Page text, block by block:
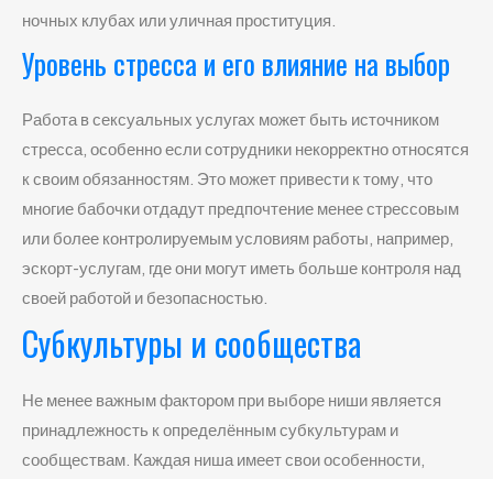
ночных клубах или уличная проституция.
Уровень стресса и его влияние на выбор
Работа в сексуальных услугах может быть источником
стресса, особенно если сотрудники некорректно относятся
к своим обязанностям. Это может привести к тому, что
многие бабочки отдадут предпочтение менее стрессовым
или более контролируемым условиям работы, например,
эскорт-услугам, где они могут иметь больше контроля над
своей работой и безопасностью.
Субкультуры и сообщества
Не менее важным фактором при выборе ниши является
принадлежность к определённым субкультурам и
сообществам. Каждая ниша имеет свои особенности,